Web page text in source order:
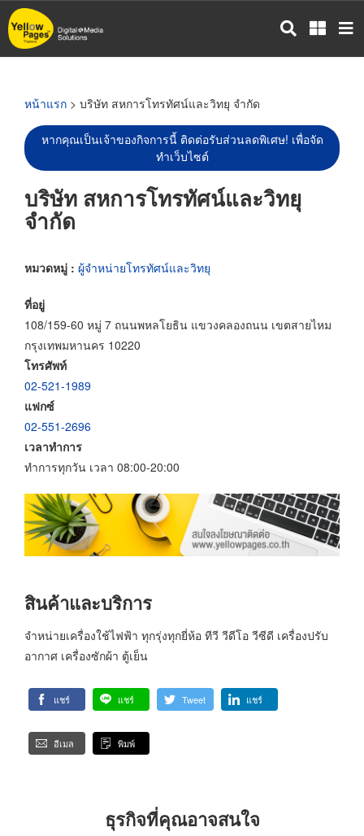
ข้าม
ไป
หน้าแรก > บริษัท สหการโทรทัศน์และวิทยุ จำกัด
หากคุณเป็นเจ้าของกิจการนี้ ติดต่อรับส่วนลดพิเศษ! เพื่อจัด
ทำเว็บไซต์
บริษัท สหการโทรทัศน์และวิทยุ
จำกัด
หมวดหมู่ : ผู้จำหน่ายโทรทัศน์และวิทยุ
ที่อยู่
108/159-60 หมู่ 7 ถนนพหลโยธิน แขวงคลองถนน เขตสายไหม
กรุงเทพมหานคร 10220
โทรศัพท์
02-521-1989
แฟกซ์
02-551-2696
เวลาทำการ
ทำการทุกวัน เวลา 08:00-20:00
สินค้าและบริการ
จำหน่ายเครื่องใช้ไฟฟ้า ทุกรุ่งทุกยี่ห้อ ทีวี วีดีโอ วีซีดี เครื่องปรับ
อากาศ เครื่องซักผ้า ตู้เย็น
แชร์ แชร์ Tweet แชร์
อีเมล พิมพ์
ธุรกิจที่คุณอาจสนใจ